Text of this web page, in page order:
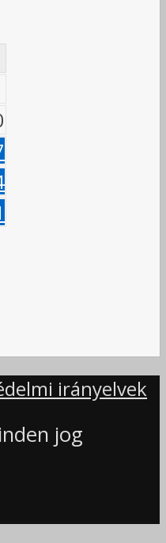
irányelvek
jog